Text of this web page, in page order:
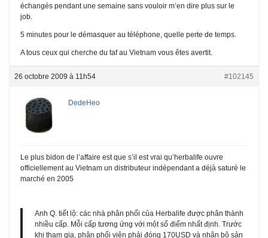
échangés pendant une semaine sans vouloir m’en dire plus sur le
job.
5 minutes pour le démasquer au téléphone, quelle perte de temps.
A tous ceux qui cherche du taf au Vietnam vous êtes avertit.
26 octobre 2009 à 11h54 #102145
DedeHeo
Le plus bidon de l’affaire est que s’il est vrai qu’herbalife ouvre
officiellement au Vietnam un distributeur indépendant a déjà saturé le
marché en 2005
Anh Q. tiết lộ: các nhà phân phối của Herbalife được phân thành
nhiều cấp. Mỗi cấp tương ứng với một số điểm nhất định. Trước
khi tham gia, phân phối viên phải đóng 170USD và nhận bộ sản